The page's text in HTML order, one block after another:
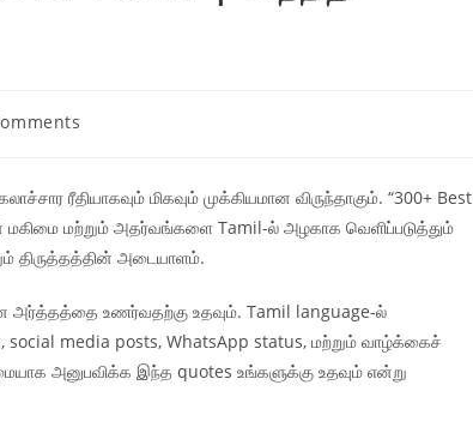
ரீதியாகவும் மிகவும் முக்கியமான விருந்தாகும். “300+ Best
மகிமை மற்றும் அதர்வங்களை Tamil-ல் அழகாக வெளிப்படுத்தும்
திருத்தத்தின் அடையாளம்.
உணர்வதற்கு உதவும். Tamil language-ல்
social media posts, WhatsApp status, மற்றும் வாழ்க்கைச்
அனுபவிக்க இந்த quotes உங்களுக்கு உதவும் என்று